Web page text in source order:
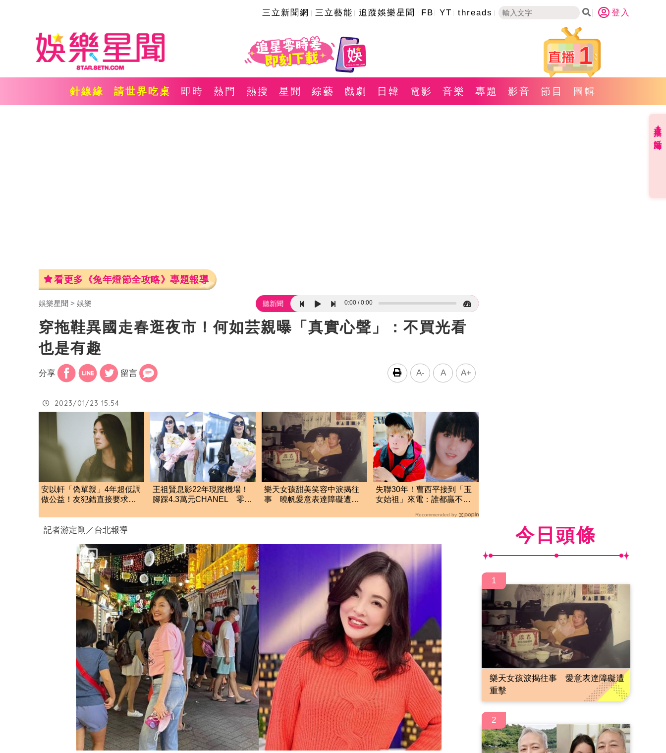
三立新聞網 三立藝能 追蹤娛樂星聞 FB YT threads 登入
1
針線緣 請世界吃桌 即時 熱門 熱搜 星聞 綜藝 戲劇 日韓 電影 音樂 專題 影音 節目 圖輯
看更多《兔年燈節全攻略》專題報導
娛樂星聞 娛樂 聽新聞 0:00 0:00
穿拖鞋異國走春逛夜市！何如芸親曝「真實心聲」：不買光看
也是有趣
分享 留言 A- A A+
2023/01/23 15:54
安以軒「偽單親」4年超低調
做公益！友犯錯直接要求：
王祖賢息影22年現蹤機場！
腳踩4.3萬元CHANEL 零修
樂天女孩甜美笑容中淚揭往
事 曉帆愛意表達障礙遭
失聯30年！曹西平接到「玉
女始祖」來電：誰都贏不了
Recommended by
記者游定剛／台北報導 今日頭條
1
樂天女孩淚揭往事 愛意表達障礙遭
重擊
2
直播✦活動